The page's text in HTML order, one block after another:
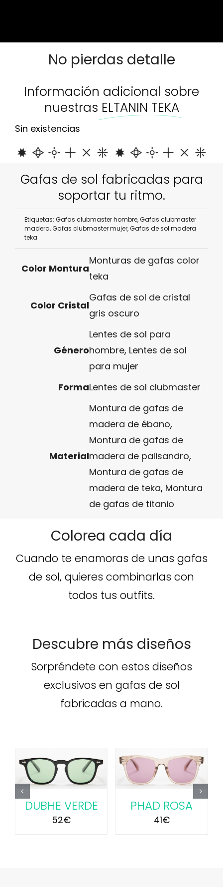
No pierdas detalle
Información adicional sobre
nuestras ELTANIN TEKA
Sin existencias
Gafas de sol fabricadas para
soportar tu ritmo.
Etiquetas:Gafas clubmaster hombre,Gafas clubmaster
madera,Gafas clubmaster mujer,Gafas de sol madera
teka
Color Montura
Monturas de gafas color
teka
Color Cristal
Gafas de sol de cristal
gris oscuro
Género
Lentes de sol para
hombre, Lentes de sol
para mujer
FormaLentes de sol clubmaster
Material
Montura de gafas de
madera de ébano,
Montura de gafas de
madera de palisandro,
Montura de gafas de
madera de teka, Montura
de gafas de titanio
Colorea cada día
Cuando te enamoras de unas gafas
de sol, quieres combinarlas con
todos tus outfits.
Descubre más diseños
Sorpréndete con estos diseños
exclusivos en gafas de sol
fabricadas a mano.
DUBHE VERDE
52€
AÑADIR AL
CARRITO
/
DETALLES
PHAD ROSA
41€
AÑADIR AL
CARRITO
/
DETALLES